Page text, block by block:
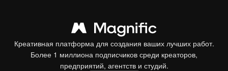
Креативная платформа для создания ваших лучших работ.
Более 1 миллиона подписчиков среди креаторов,
предприятий, агентств и студий.